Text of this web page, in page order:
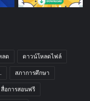
ลด ดาวน์โหลดไฟล์
สภาการศึกษา
สื่อการสอนฟรี